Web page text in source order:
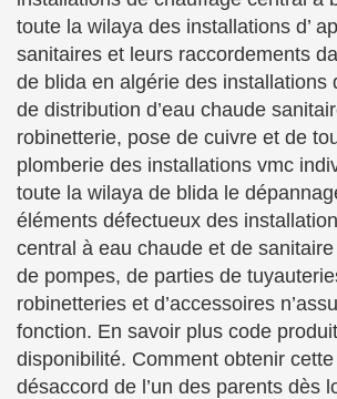
toute la wilaya des installations d’
sanitaires et leurs raccordements
de blida en algérie des installations
de distribution d’eau chaude
robinetterie, pose de cuivre et de
plomberie des installations vmc
toute la wilaya de blida le
éléments défectueux des
central à eau chaude et de
de pompes, de parties de
robinetteries et d’accessoires
fonction. En savoir plus code
disponibilité. Comment obtenir
désaccord de l’un des parents dès